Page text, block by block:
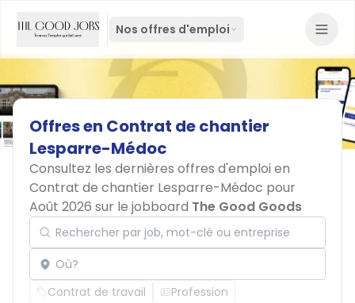
Nos offres d'emploi
Offresen Contrat dechantier
Lesparre-Médoc
Consultez les dernières offres d'emploi en
Contrat de chantier Lesparre-Médoc pour
Août 2026 sur le jobboard The Good Goods
Rechercher par job, mot-clé ou entreprise
Localisation
Contrat de travail Profession